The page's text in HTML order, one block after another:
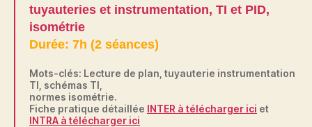
tuyauteries et instrumentation, TI et PID,
isométrie
Durée: 7h (2 séances)
Mots-clés: Lecture de plan, tuyauterie instrumentation
TI, schémas TI,
normes isométrie.
Fiche pratique détaillée INTER à télécharger ici et
INTRA à télécharger ici